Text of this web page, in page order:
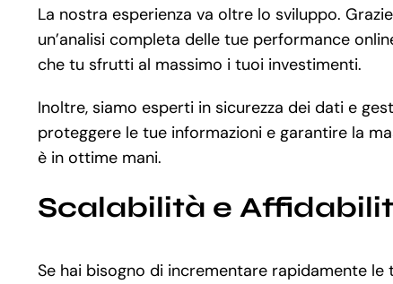
La nostra esperienza va oltre lo sviluppo.
un’analisi completa delle tue performance
che tu sfrutti al massimo i tuoi investimenti.
Inoltre, siamo esperti in sicurezza dei dati e
proteggere le tue informazioni e garantire la
è in ottime mani.
Scalabilità e
Se hai bisogno di incrementare rapidamente